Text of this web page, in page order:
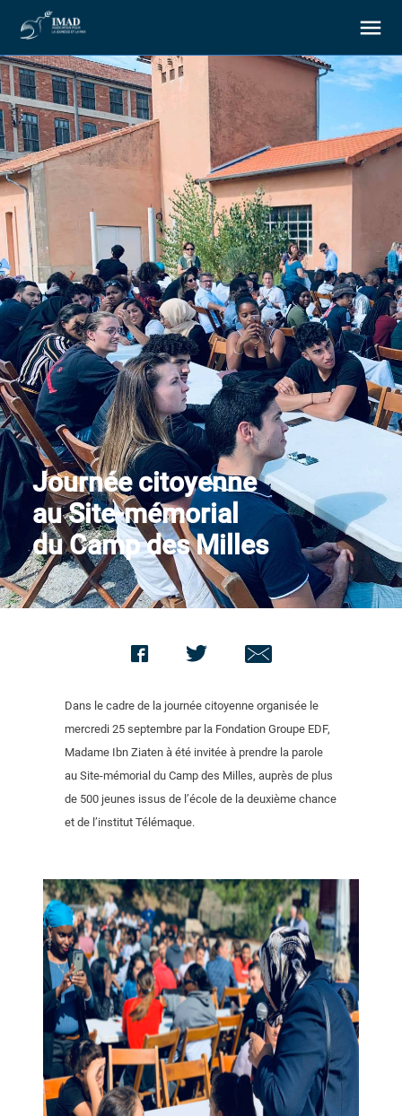
À propos
Nos objectifs
Notre action
Ressources
Nous soutenir
Nous contacter
Journée citoyenne
au Site-mémorial
du Camp des Milles
Dans le cadre de la journée citoyenne organisée le
mercredi 25 septembre par la Fondation Groupe EDF,
Madame Ibn Ziaten à été invitée à prendre la parole
au Site-mémorial du Camp des Milles, auprès de plus
de 500 jeunes issus de l’école de la deuxième chance
et de l’institut Télémaque.